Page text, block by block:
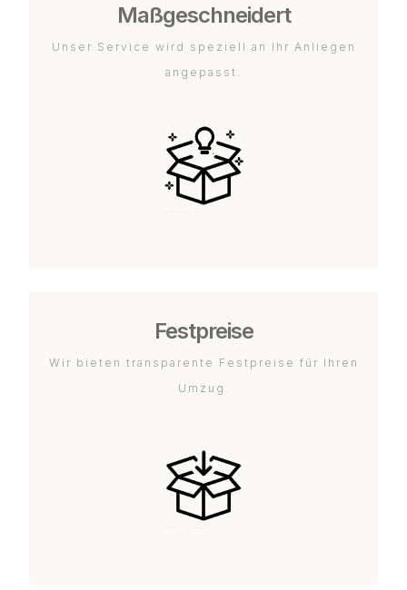
Maßgeschneidert
Unser Service wird speziell an Ihr Anliegen
angepasst.
Festpreise
Wir bieten transparente Festpreise für Ihren
Umzug.